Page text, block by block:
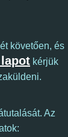
követően, és
kérjük
Az